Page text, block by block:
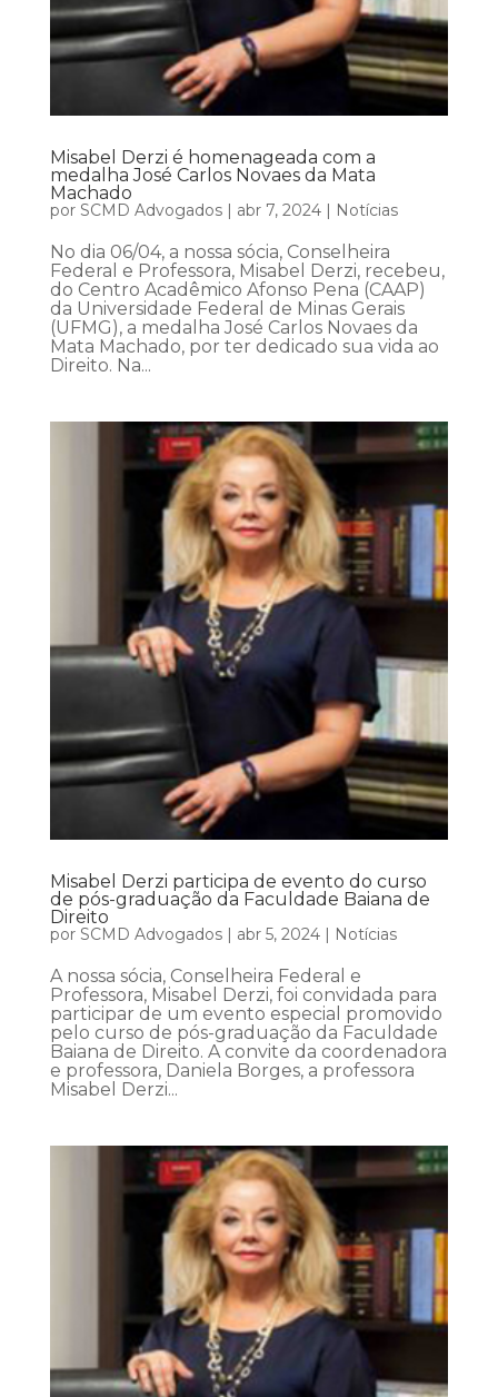
Misabel Derzi é homenageada com a
medalha José Carlos Novaes da Mata
Machado
por SCMD Advogados| abr 7, 2024| Notícias
No dia 06/04, a nossa sócia, Conselheira
Federal e Professora, Misabel Derzi, recebeu,
do Centro Acadêmico Afonso Pena (CAAP)
da Universidade Federal de Minas Gerais
(UFMG), a medalha José Carlos Novaes da
Mata Machado, por ter dedicado sua vida ao
Direito. Na...
Misabel Derzi participa de evento do curso
de pós-graduação da Faculdade Baiana de
Direito
por SCMD Advogados| abr 5, 2024| Notícias
A nossa sócia, Conselheira Federal e
Professora, Misabel Derzi, foi convidada para
participar de um evento especial promovido
pelo curso de pós-graduação da Faculdade
Baiana de Direito. A convite da coordenadora
e professora, Daniela Borges, a professora
Misabel Derzi...